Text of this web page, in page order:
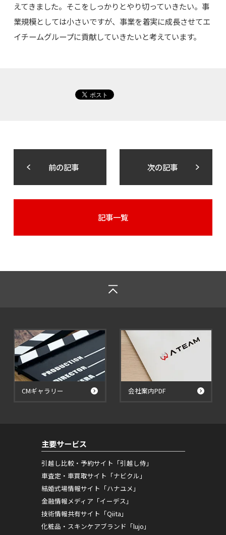
えてきました。そこをしっかりとやり切っていきたい。事
業規模としては小さいですが、事業を着実に成長させてエ
イチームグループに貢献していきたいと考えています。
前の記事 次の記事
記事一覧
CMギャラリー 会社案内PDF
主要サービス
引越し比較・予約サイト「引越し侍」
車査定・車買取サイト「ナビクル」
結婚式場情報サイト「ハナユメ」
金融情報メディア「イーデス」
技術情報共有サイト「Qiita」
化粧品・スキンケアブランド「lujo」